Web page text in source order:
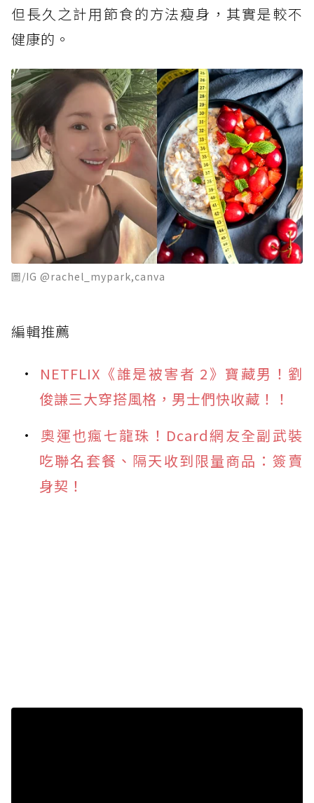
但長久之計用節食的方法瘦身，其實是較不
健康的。
圖/IG @rachel_mypark,canva
編輯推薦
NETFLIX《誰是被害者 2》寶藏男！劉
俊謙三大穿搭風格，男士們快收藏！！
奧運也瘋七龍珠！Dcard網友全副武裝
吃聯名套餐、隔天收到限量商品：簽賣
身契！